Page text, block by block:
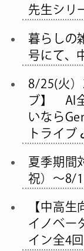
先生シリ
暮らしの
号にて、
8/25(火
ブ】 AI
いなら
トライブ
夏季期間
祝）～8/
【中高
イノベー
イン全4